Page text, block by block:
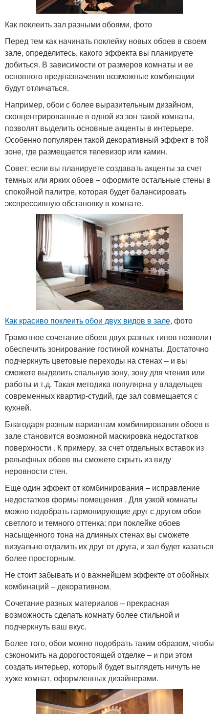
Как поклеить зал разными обоями, фото
Перед тем как начинать поклейку новых обоев в своем
зале, определитесь, какого эффекта вы планируете
добиться. В зависимости от размеров комнаты и ее
основного предназначения возможные комбинации
будут отличаться.
Например, обои с более выразительным дизайном,
сконцентрированные в одной из зон такой комнаты,
позволят выделить основные акценты в интерьере.
Особенно популярен такой декоративный эффект в той
зоне, где размещается телевизор или камин.
Совет: если вы планируете создавать акценты за счет
темных или ярких обоев – оформите остальные стены в
спокойной палитре, которая будет балансировать
экспрессивную обстановку в комнате.
Как красиво поклеить обои двух видов в зале, фото
Грамотное сочетание обоев двух разных типов позволит
обеспечить зонирование гостиной комнаты. Достаточно
подчеркнуть цветовые переходы на стенах – и вы
сможете выделить спальную зону, зону для чтения или
работы и т.д. Такая методика популярна у владельцев
современных квартир-студий, где зал совмещается с
кухней.
Благодаря разным вариантам комбинирования обоев в
зале становится возможной маскировка недостатков
поверхности . К примеру, за счет отдельных вставок из
рельефных обоев вы сможете скрыть из виду
неровности стен.
Еще один эффект от комбинирования – исправление
недостатков формы помещения . Для узкой комнаты
можно подобрать гармонирующие друг с другом обои
светлого и темного оттенка: при поклейке обоев
насыщенного тона на длинных стенах вы сможете
визуально отдалить их друг от друга, и зал будет казаться
более просторным.
Не стоит забывать и о важнейшем эффекте от обойных
комбинаций – декоративном.
Сочетание разных материалов – прекрасная
возможность сделать комнату более стильной и
подчеркнуть ваш вкус.
Более того, обои можно подобрать таким образом, чтобы
сэкономить на дорогостоящей отделке – и при этом
создать интерьер, который будет выглядеть ничуть не
хуже комнат, оформленных дизайнерами.